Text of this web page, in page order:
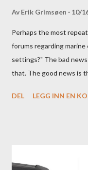
Av Erik Grimsøen 10/
Perhaps the most
forums regarding
settings?" The bad
that. The good news is
you should tweak and
DEL LEGG INN EN